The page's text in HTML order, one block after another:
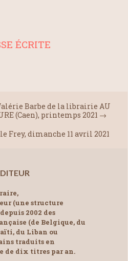
ÉCRITE
Valérie Barbe de la librairie AU
(Caen), printemps 2021 →
Frey, dimanche 11 avril 2021
(une structure
2002 des
(de Belgique, du
du Liban ou
traduits en
de dix titres par an.